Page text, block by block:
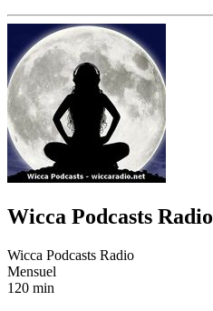
Wicca Podcasts Radio
Wicca Podcasts Radio
Mensuel
120 min